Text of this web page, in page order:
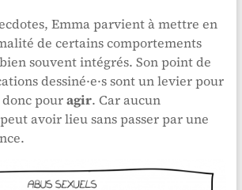
Emma parvient à mettre en
de certains comportements
souvent intégrés. Son point de
dessiné·e·s sont un levier pour
pouragir. Car aucun
avoir lieu sans passer par une